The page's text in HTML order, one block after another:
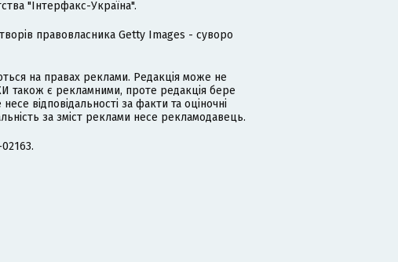
"Інтерфакс-Україна".
правовласника Getty Images - суворо
на правах реклами. Редакція може не
також є рекламними, проте редакція бере
відповідальності за факти та оціночні
за зміст реклами несе рекламодавець.